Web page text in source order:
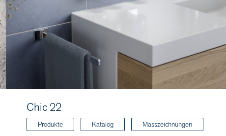
Chic 22
Produkte Katalog Masszeichnungen